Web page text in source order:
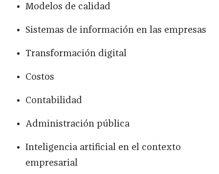
Modelos de calidad
Sistemas de información en las empresas
Transformación digital
Costos
Contabilidad
Administración pública
Inteligencia artificial en el contexto
empresarial